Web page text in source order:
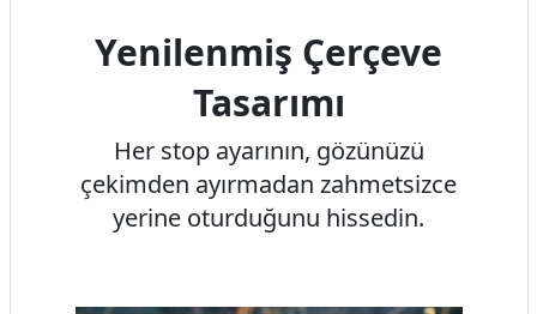
Yenilenmiş Çerçeve
Tasarımı
Her stop ayarının, gözünüzü
çekimden ayırmadan zahmetsizce
yerine oturduğunu hissedin.